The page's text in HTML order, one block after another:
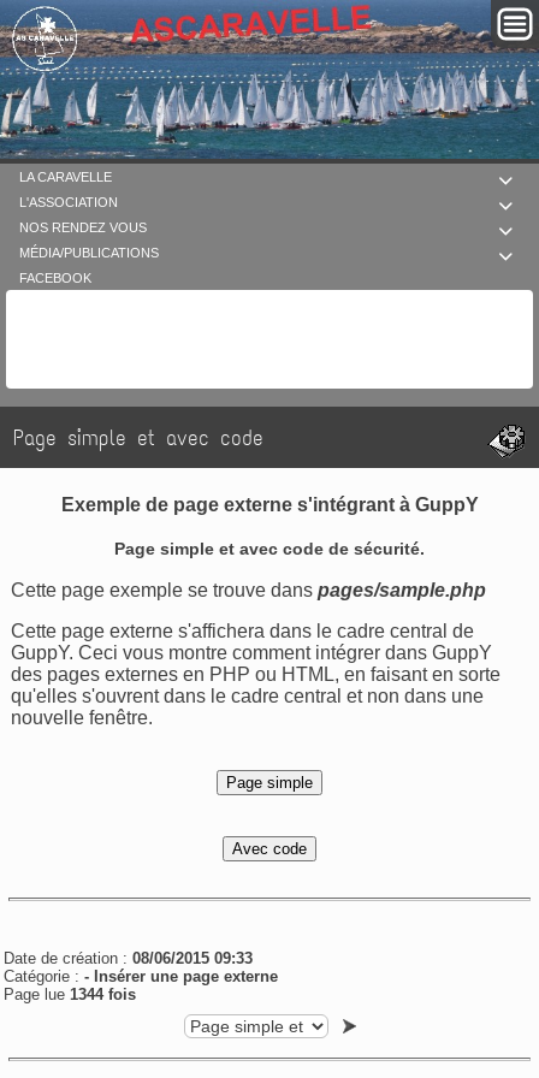

LA CARAVELLE

L'ASSOCIATION

NOS RENDEZ VOUS

MÉDIA/PUBLICATIONS
FACEBOOK
Page simple et avec code
Exemple de page externe s'intégrant à GuppY
Page simple et avec code de sécurité.
Cette page exemple se trouve danspages/sample.php
Cette page externe s'affichera dans le cadre central de
GuppY. Ceci vous montre comment intégrer dans GuppY
des pages externes en PHP ou HTML, en faisant en sorte
qu'elles s'ouvrent dans le cadre central et non dans une
nouvelle fenêtre.
Date de création :08/06/2015 09:33
Catégorie :- Insérer une page externe
Page lue1344 fois